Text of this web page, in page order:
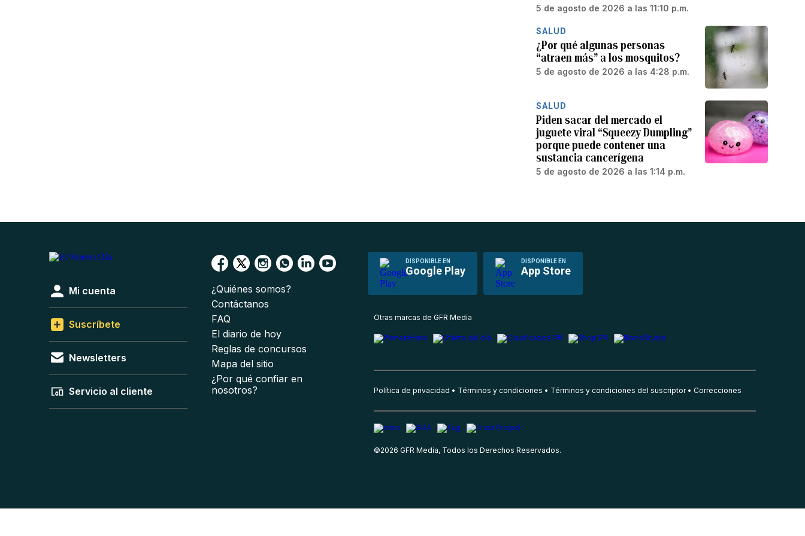
5 de agosto de 2026 a las 11:10 p.m.
SALUD
¿Por qué algunas personas
“atraen más” a los mosquitos?
5 de agosto de 2026 a las 4:28 p.m.
SALUD
Piden sacar del mercado el
juguete viral “Squeezy Dumpling”
porque puede contener una
sustancia cancerígena
5 de agosto de 2026 a las 1:14 p.m.
DISPONIBLE EN
Google Play
DISPONIBLE EN
App Store
Mi cuenta
Suscríbete
Newsletters
Servicio al cliente
¿Quiénes somos?
Contáctanos
FAQ
El diario de hoy
Reglas de concursos
Mapa del sitio
¿Por qué confiar en
nosotros?
Otras marcas de GFR Media
Política de privacidad Términos y condiciones Términos y condiciones del suscriptor Correcciones
©2026 GFR Media, Todos los Derechos Reservados.